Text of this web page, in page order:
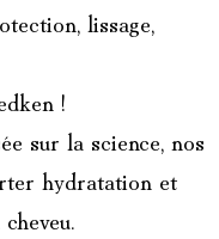
lissage,
!
sur la science, nos
hydratation et